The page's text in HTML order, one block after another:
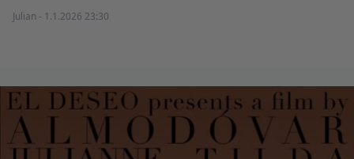
Julian - 1.1.2026 23:30